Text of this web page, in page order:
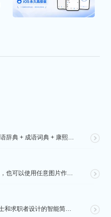
一个 App = 汉语大词典 + 国语辞典 + 成语词典 + 康熙字典 + 说文解字 + 六书通 +...
超高清主题类型的天气 APP，也可以使用任意图片作为主题，全球任意维度的天气状况瞬间掌握，APP 还...
黑马简历是一款专为职场人士和求职者设计的智能简历助手，旨在帮助用户快速打造专业、高效的求职简历。通过...